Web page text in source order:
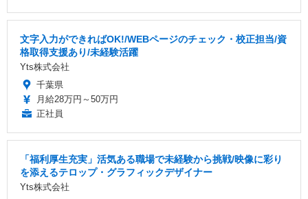
文字入力ができればOK!/WEBページのチェック・校正担当/資
格取得支援あり/未経験活躍
Yts株式会社
千葉県
月給28万円～50万円
正社員
「福利厚生充実」活気ある職場で未経験から挑戦/映像に彩り
を添えるテロップ・グラフィックデザイナー
Yts株式会社